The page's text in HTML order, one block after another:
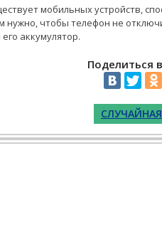
мобильных устройств,
нужно, чтобы телефон не
аккумулятор.
Поделиться